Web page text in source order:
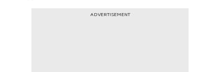
ADVERTISEMENT